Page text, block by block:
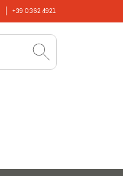
+39 0362 4921